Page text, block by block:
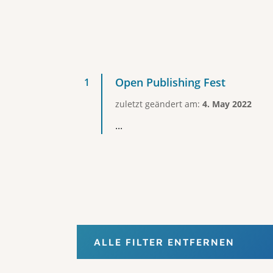
Open Publishing Fest
zuletzt geändert am: 4. May 2022
...
ALLE FILTER ENTFERNEN